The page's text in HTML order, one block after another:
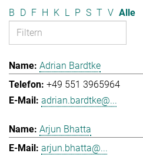
B D F H K L P S T V Alle
Adrian Bardtke
+49 551 3965964
adrian.bardtke@...
Arjun Bhatta
arjun.bhatta@...